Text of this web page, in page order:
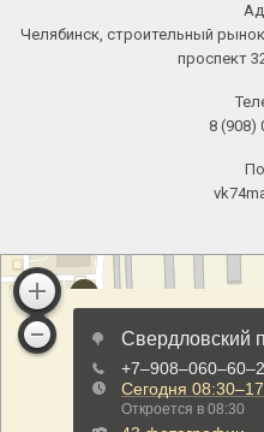
Челябинск, строительный
проспект
8 (908)